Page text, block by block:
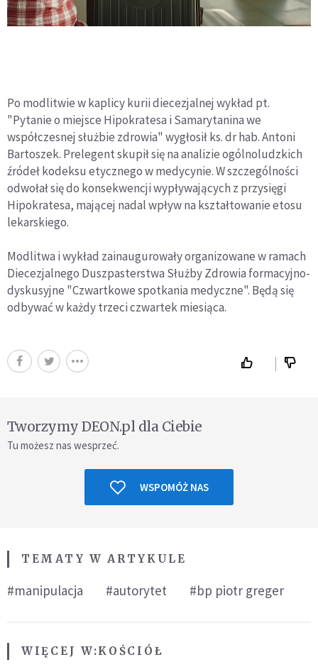
Po modlitwie w kaplicy kurii diecezjalnej wykład pt.
"Pytanie o miejsce Hipokratesa i Samarytanina we
współczesnej służbie zdrowia" wygłosił ks. dr hab. Antoni
Bartoszek. Prelegent skupił się na analizie ogólnoludzkich
źródeł kodeksu etycznego w medycynie. W szczególności
odwołał się do konsekwencji wypływających z przysięgi
Hipokratesa, mającej nadal wpływ na kształtowanie etosu
lekarskiego.
Modlitwa i wykład zainaugurowały organizowane w ramach
Diecezjalnego Duszpasterstwa Służby Zdrowia formacyjno-
dyskusyjne "Czwartkowe spotkania medyczne". Będą się
odbywać w każdy trzeci czwartek miesiąca.
Tworzymy DEON.pl dla Ciebie
Tu możesz nas wesprzeć.
WSPOMÓŻ NAS
TEMATY W ARTYKULE
#manipulacja #autorytet #bp piotr greger
WIĘCEJ W:KOŚCIÓŁ